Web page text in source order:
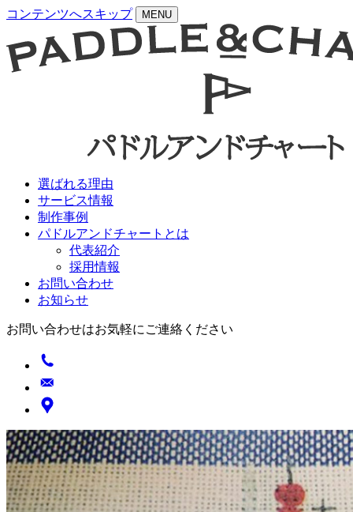
コンテンツへスキップ MENU
選ばれる理由
サービス情報
制作事例
パドルアンドチャートとは
代表紹介
採用情報
お問い合わせ
お知らせ
お問い合わせはお気軽にご連絡ください